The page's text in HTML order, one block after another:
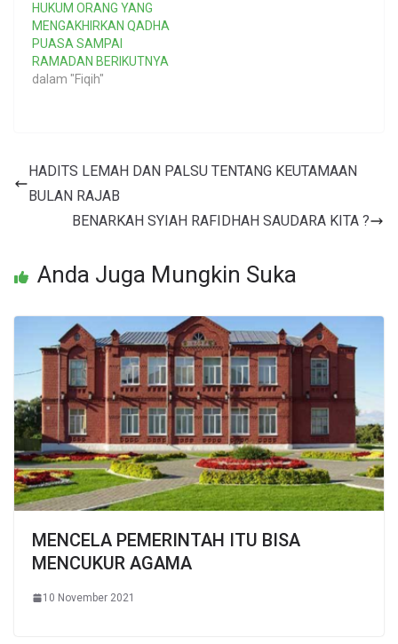
HUKUM ORANG YANG
MENGAKHIRKAN QADHA
PUASA SAMPAI
RAMADAN BERIKUTNYA
dalam "Fiqih"
HADITS LEMAH DAN PALSU TENTANG KEUTAMAAN
BULAN RAJAB
BENARKAH SYIAH RAFIDHAH SAUDARA KITA ?
Anda Juga Mungkin Suka
MENCELA PEMERINTAH ITU BISA
MENCUKUR AGAMA
10 November 2021